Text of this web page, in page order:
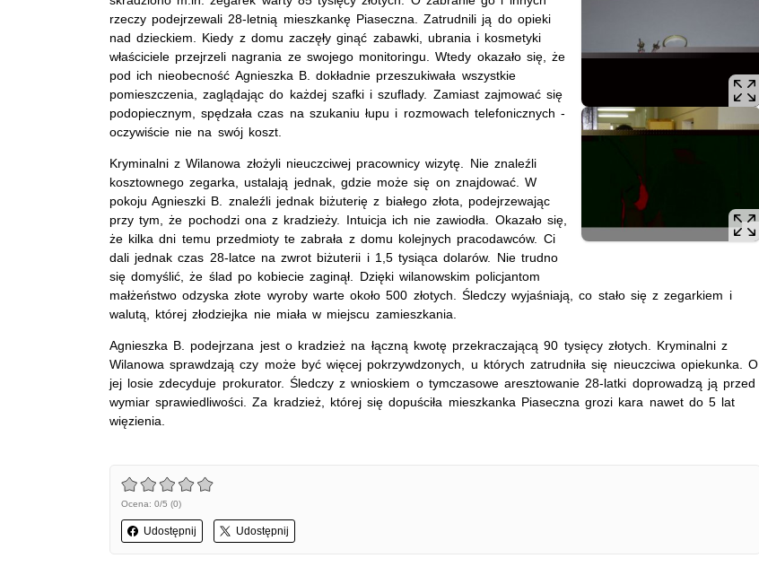
rzeczy podejrzewali 28-letnią mieszkankę Piaseczna. Zatrudnili ją do opieki
nad dzieckiem. Kiedy z domu zaczęły ginąć zabawki, ubrania i kosmetyki
właściciele przejrzeli nagrania ze swojego monitoringu. Wtedy okazało się, że
pod ich nieobecność Agnieszka B. dokładnie przeszukiwała wszystkie
pomieszczenia, zaglądając do każdej szafki i szuflady. Zamiast zajmować się
podopiecznym, spędzała czas na szukaniu łupu i rozmowach telefonicznych -
oczywiście nie na swój koszt.
Kryminalni z Wilanowa złożyli nieuczciwej pracownicy wizytę. Nie znaleźli
kosztownego zegarka, ustalają jednak, gdzie może się on znajdować. W
pokoju Agnieszki B. znaleźli jednak biżuterię z białego złota, podejrzewając
przy tym, że pochodzi ona z kradzieży. Intuicja ich nie zawiodła. Okazało się,
że kilka dni temu przedmioty te zabrała z domu kolejnych pracodawców. Ci
dali jednak czas 28-latce na zwrot biżuterii i 1,5 tysiąca dolarów. Nie trudno
się domyślić, że ślad po kobiecie zaginął. Dzięki wilanowskim policjantom
małżeństwo odzyska złote wyroby warte około 500 złotych. Śledczy wyjaśniają, co stało się z zegarkiem i
walutą, której złodziejka nie miała w miejscu zamieszkania.
Agnieszka B. podejrzana jest o kradzież na łączną kwotę przekraczającą 90 tysięcy złotych. Kryminalni z
Wilanowa sprawdzają czy może być więcej pokrzywdzonych, u których zatrudniła się nieuczciwa opiekunka. O
jej losie zdecyduje prokurator. Śledczy z wnioskiem o tymczasowe aresztowanie 28-latki doprowadzą ją przed
wymiar sprawiedliwości. Za kradzież, której się dopuściła mieszkanka Piaseczna grozi kara nawet do 5 lat
więzienia.
Ocena: 0/5 (0)
Udostępnij Udostępnij